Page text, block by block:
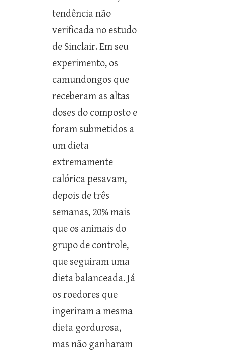
tendência não
verificada no estudo
de Sinclair. Em seu
experimento, os
camundongos que
receberam as altas
doses do composto e
foram submetidos a
um dieta
extremamente
calórica pesavam,
depois de três
semanas, 20% mais
que os animais do
grupo de controle,
que seguiram uma
dieta balanceada. Já
os roedores que
ingeriram a mesma
dieta gordurosa,
mas não ganharam